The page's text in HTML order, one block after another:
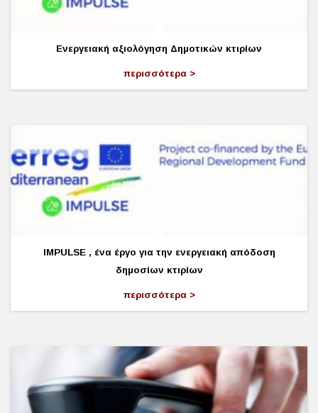
Ενεργειακή αξιολόγηση Δημοτικών κτιρίων
περισσότερα
IMPULSE , ένα έργο για την ενεργειακή απόδοση
δημοσίων κτιρίων
περισσότερα